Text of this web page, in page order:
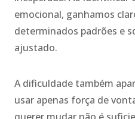
emocional, ganhamos
determinados padrões e
ajustado.
A dificuldade também
usar apenas força de